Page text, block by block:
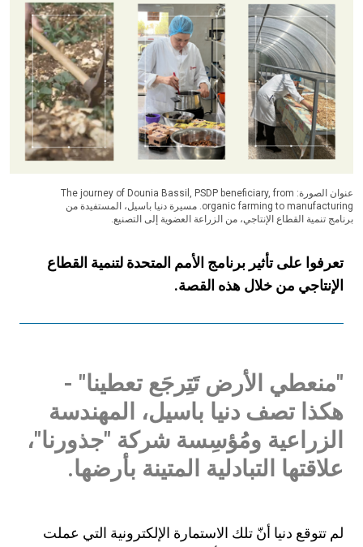
عنوان الصورة: The journey of Dounia Bassil, PSDP beneficiary, from
organic farming to manufacturing. مسيرة دنيا باسيل، المستفيدة من
برنامج تنمية القطاع الإنتاجي، من الزراعة العضوية إلى التصنيع.
تعرفوا على تأثير برنامج الأمم المتحدة لتنمية القطاع
الإنتاجي من خلال هذه القصة.
"منعطي الأرض تَتِرجَع تعطينا" -
هكذا تصف دنيا باسيل، المهندسة
الزراعية ومُؤسِسة شركة "جذورنا"،
علاقتها التبادلية المتينة بأرضها.
لم تتوقع دنيا أنّ تلك الاستمارة الإلكترونية التي عملت